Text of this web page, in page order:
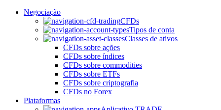
Negociação
CFDs
Tipos de conta
Classes de ativos
CFDs sobre ações
CFDs sobre índices
CFDs sobre commodities
CFDs sobre ETFs
CFDs sobre criptografia
CFDs no Forex
Plataformas